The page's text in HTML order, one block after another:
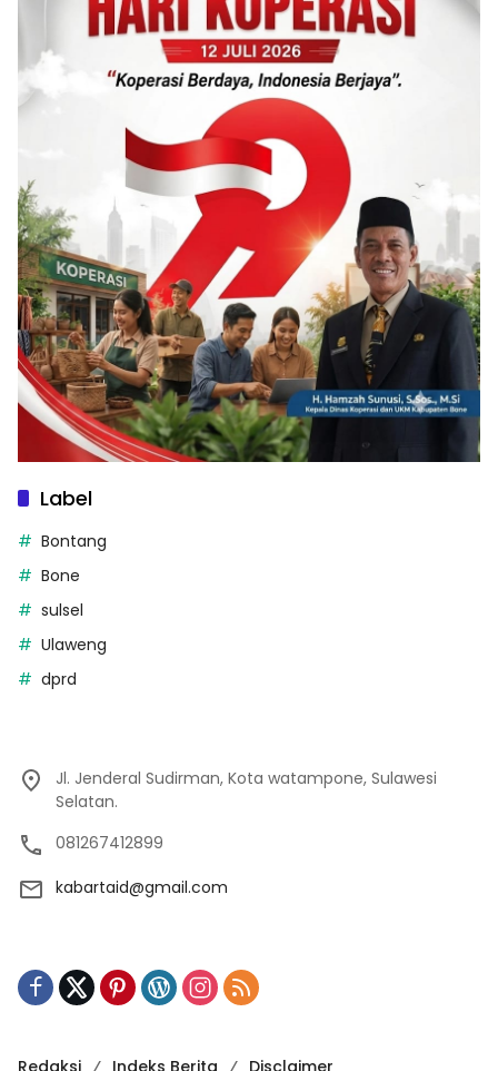
Label
Bontang
Bone
sulsel
Ulaweng
dprd
Jl. Jenderal Sudirman, Kota watampone, Sulawesi
Selatan.
081267412899
kabartaid@gmail.com